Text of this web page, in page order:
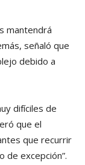
mantendrá
señaló que
debido a
difíciles de
que el
que recurrir
de excepción”.